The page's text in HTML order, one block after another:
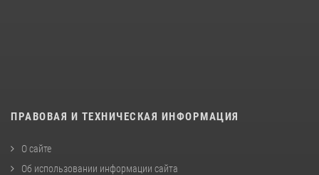
ПРАВОВАЯ И ТЕХНИЧЕСКАЯ ИНФОРМАЦИЯ
О сайте
Об использовании информации сайта